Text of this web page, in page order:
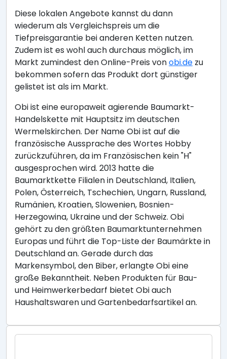
Diese lokalen Angebote kannst du dann
wiederum als Vergleichspreis um die
Tiefpreisgarantie bei anderen Ketten nutzen.
Zudem ist es wohl auch durchaus möglich, im
Markt zumindest den Online-Preis vonobi.de zu
bekommen sofern das Produkt dort günstiger
gelistet ist als im Markt.
Obi ist eine europaweit agierende Baumarkt-
Handelskette mit Hauptsitz im deutschen
Wermelskirchen. Der Name Obi ist auf die
französische Aussprache des Wortes Hobby
zurückzuführen, da im Französischen kein "H"
ausgesprochen wird. 2013 hatte die
Baumarktkette Filialen in Deutschland, Italien,
Polen, Österreich, Tschechien, Ungarn, Russland,
Rumänien, Kroatien, Slowenien, Bosnien-
Herzegowina, Ukraine und der Schweiz. Obi
gehört zu den größten Baumarktunternehmen
Europas und führt die Top-Liste der Baumärkte in
Deutschland an. Gerade durch das
Markensymbol, den Biber, erlangte Obi eine
große Bekanntheit. Neben Produkten für Bau-
und Heimwerkerbedarf bietet Obi auch
Haushaltswaren und Gartenbedarfsartikel an.